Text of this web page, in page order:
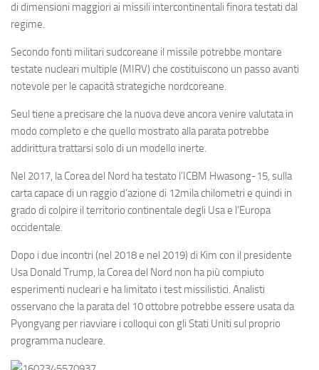
di dimensioni maggiori ai missili intercontinentali finora testati dal
regime.
Secondo fonti militari sudcoreane il missile potrebbe montare
testate nucleari multiple (MIRV) che costituiscono un passo avanti
notevole per le capacità strategiche nordcoreane.
Seul tiene a precisare che la nuova deve ancora venire valutata in
modo completo e che quello mostrato alla parata potrebbe
addirittura trattarsi solo di un modello inerte.
Nel 2017, la Corea del Nord ha testato l’ICBM Hwasong-15, sulla
carta capace di un raggio d’azione di 12mila chilometri e quindi in
grado di colpire il territorio continentale degli Usa e l’Europa
occidentale.
Dopo i due incontri (nel 2018 e nel 2019) di Kim con il presidente
Usa Donald Trump, la Corea del Nord non ha più compiuto
esperimenti nucleari e ha limitato i test missilistici. Analisti
osservano che la parata del 10 ottobre potrebbe essere usata da
Pyongyang per riavviare i colloqui con gli Stati Uniti sul proprio
programma nucleare.